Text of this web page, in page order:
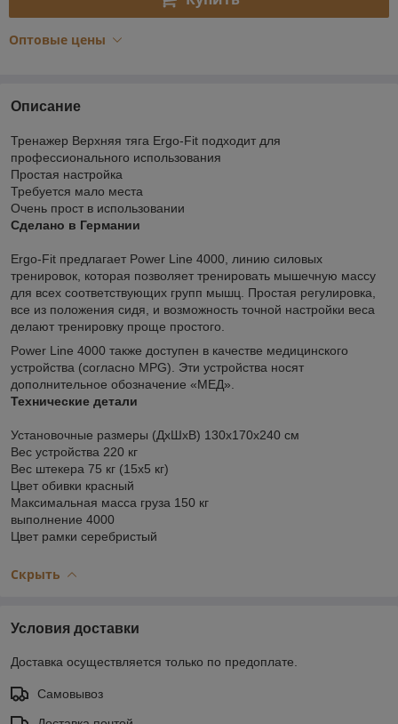
Оптовые цены
Описание
Тренажер Верхняя тяга Ergo-Fit подходит для
профессионального использования
Простая настройка
Требуется мало места
Очень прост в использовании
Сделано в Германии
Ergo-Fit предлагает Power Line 4000, линию силовых
тренировок, которая позволяет тренировать мышечную массу
для всех соответствующих групп мышц. Простая регулировка,
все из положения сидя, и возможность точной настройки веса
делают тренировку проще простого.
Power Line 4000 также доступен в качестве медицинского
устройства (согласно MPG). Эти устройства носят
дополнительное обозначение «МЕД».
Технические детали
Установочные размеры (ДхШхВ) 130x170x240 см
Вес устройства 220 кг
Вес штекера 75 кг (15х5 кг)
Цвет обивки красный
Максимальная масса груза 150 кг
выполнение 4000
Цвет рамки серебристый
Скрыть
Условия доставки
Доставка осуществляется только по предоплате.
Самовывоз